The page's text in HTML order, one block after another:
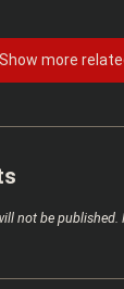
Show more
not be published.